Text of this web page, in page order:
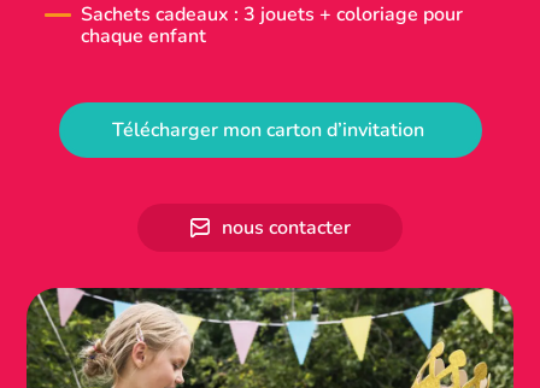
Sachets cadeaux : 3 jouets + coloriage pour
chaque enfant
Télécharger mon carton d’invitation
nous contacter